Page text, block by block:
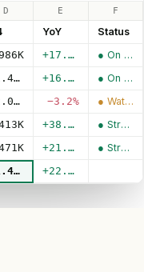
D E
F
YoY Status
+17.1% ● On track
$1.40M +16.1% ● On track
$2.04M −3.2% ● Watch
+38.4% ● Strong
+21.9% ● Strong
$1.40M +22.7%